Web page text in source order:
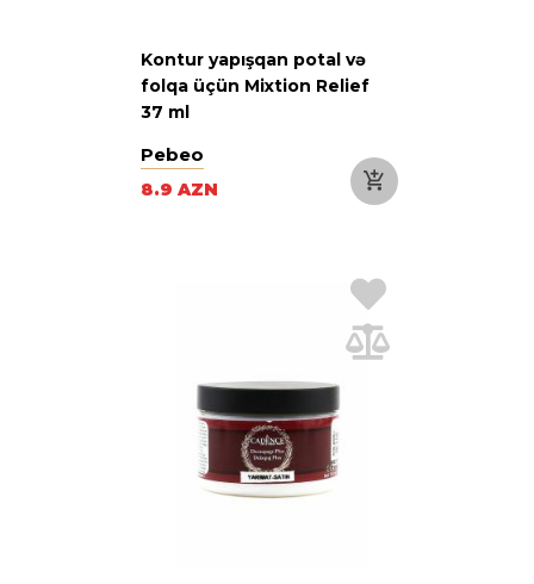
Kontur yapışqan potal və
folqa üçün Mixtion Relief
37 ml
Pebeo
8.9 AZN